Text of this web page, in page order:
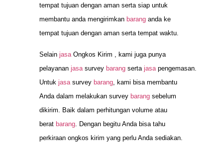
tempat tujuan dengan aman serta siap untuk
membantu anda mengirimkan barang anda ke
tempat tujuan dengan aman serta tempat waktu.
Selain jasa Ongkos Kirim , kami juga punya
pelayanan jasa survey barang serta jasa pengemasan.
Untuk jasa survey barang , kami bisa membantu
Anda dalam melakukan survey barang sebelum
dikirim. Baik dalam perhitungan volume atau
berat barang . Dengan begitu Anda bisa tahu
perkiraan ongkos kirim yang perlu Anda sediakan.